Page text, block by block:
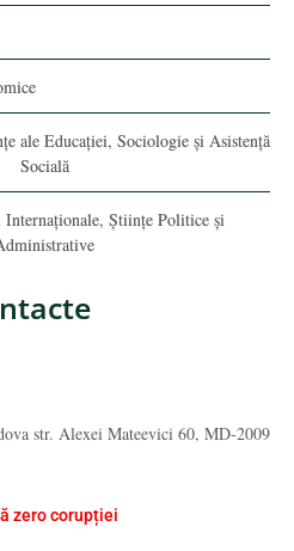
ale Educaţiei, Sociologie și Asistență
Socială
Internaţionale, Ştiinţe Politice şi
str. Alexei Mateevici 60, MD-2009
zero corupției